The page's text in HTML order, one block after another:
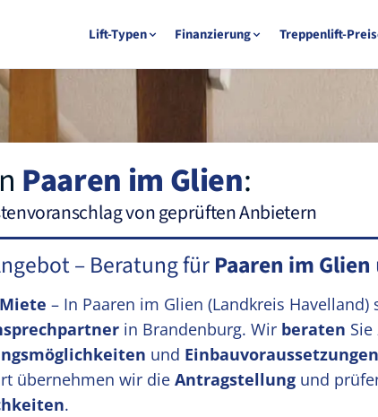
Lift-Typen Finanzierung Treppenlift-
Paaren im Glien:
von geprüften Anbietern
– Beratung fürPaaren im Glien
– In Paaren im Glien (Landkreis Havelland)
in Brandenburg. Wir beraten Sie
und Einbauvoraussetzungen
übernehmen wir die Antragstellung und
.